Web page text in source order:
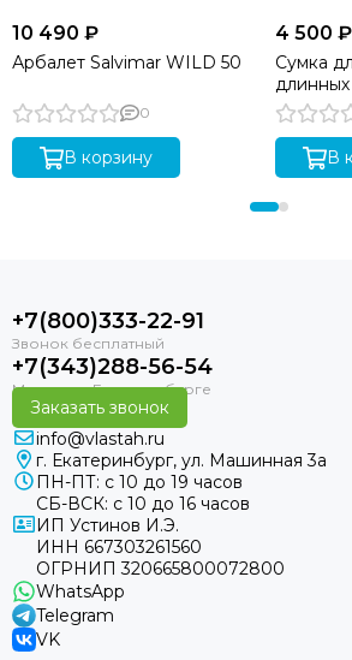
10 490 ₽
Арбалет Salvimar WILD 50
0
В корзину
4 500 ₽
Сумка
orange
В
+7(800)333-22-91
+7(343)288-56-54
Заказать звонок
info@vlastah.ru
г. Екатеринбург, ул. Машинная 3а
ПН-ПТ: с 10 до 19 часов
СБ-ВСК: с 10 до 16 часов
ИП Устинов И.Э.
ИНН 667303261560
ОГРНИП 320665800072800
WhatsApp
Telegram
VK